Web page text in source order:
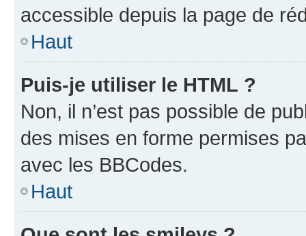
accessible depuis la page de
Haut
Puis-je utiliser le HTML ?
Non, il n’est pas possible de
des mises en forme permises
avec les BBCodes.
Haut